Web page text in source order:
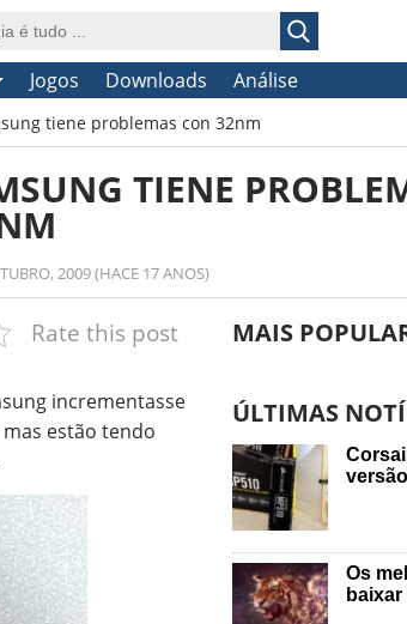
Jogos Downloads Análise
tiene problemas con 32nm
TIENE
2009 (HACE 17 ANOS)
Rate this post
incrementasse
estão tendo
MAIS
ÚLTIMAS
Os